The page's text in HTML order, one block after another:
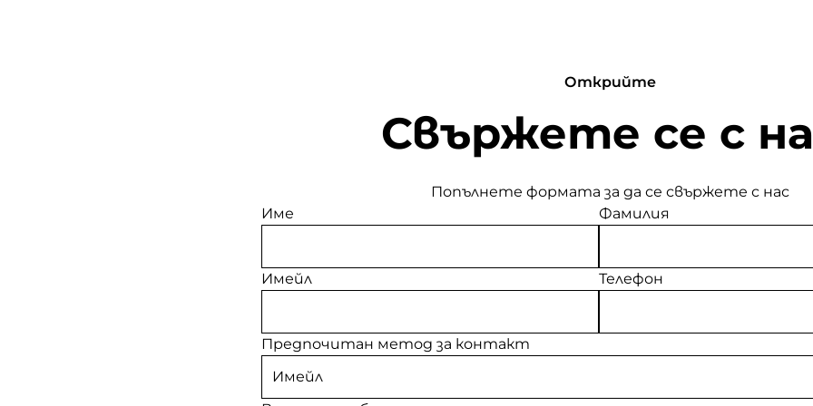
Открийте
Свържете се с
Попълнете формата за да се свържете с нас
Име
Фамилия
Имейл Телефон
Предпочитан метод за контакт